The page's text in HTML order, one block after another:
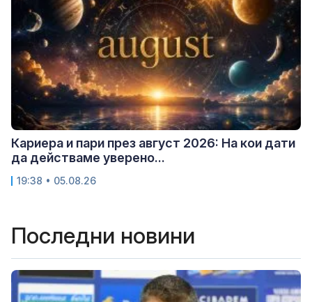
Кариера и пари през август 2026: На кои дати
да действаме уверено...
19:38 • 05.08.26
Последни новини